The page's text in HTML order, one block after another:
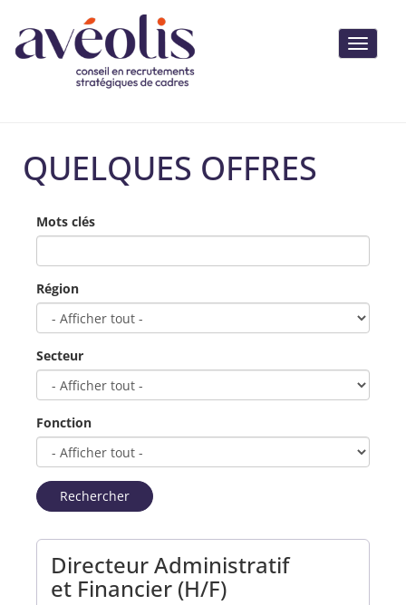
Toggle
QUELQUES OFFRES
Mots clés
Région
Secteur
Fonction
Rechercher
Directeur Administratif
et Financier (H/F)(Nouvelle